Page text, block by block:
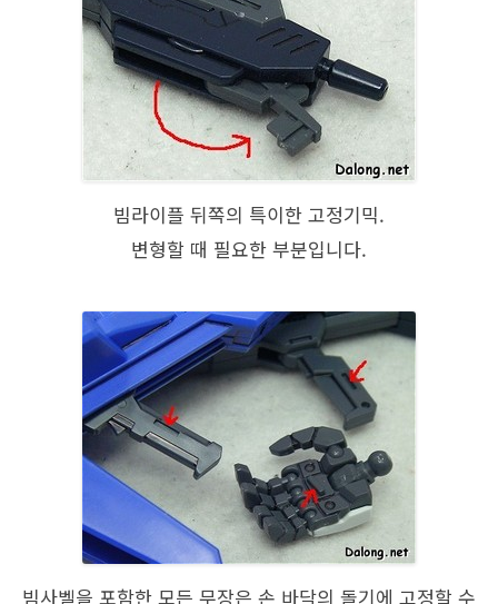
빔라이플 뒤쪽의 특이한 고정기믹.
변형할 때 필요한 부분입니다.
빔사벨을 포함한 모든 무장은 손 바닥의 돌기에 고정할 수